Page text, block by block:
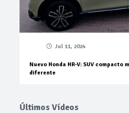
Jul 11, 2024
Nuevo Honda HR-V: SUV compacto
diferente
Últimos Vídeos